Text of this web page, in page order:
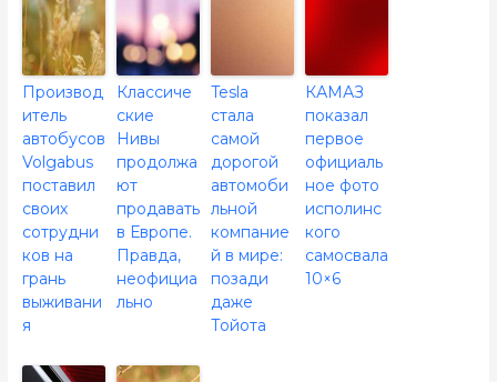
Производ
итель
автобусов
Volgabus
поставил
своих
сотрудни
ков на
грань
выживани
я
Классиче
ские
Нивы
продолжа
ют
продавать
в Европе.
Правда,
неофициа
льно
Tesla
стала
самой
дорогой
автомоби
льной
компание
й в мире:
позади
даже
Тойота
КАМАЗ
показал
первое
официаль
ное фото
исполинс
кого
самосвала
10×6